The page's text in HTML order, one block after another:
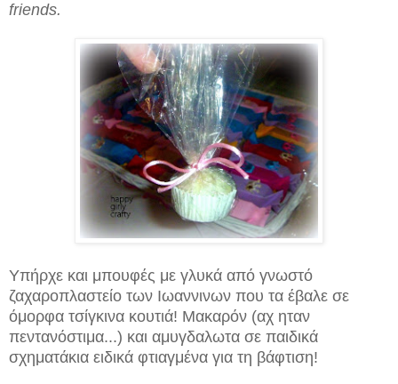
friends.
Υπήρχε και μπουφές με γλυκά από γνωστό
ζαχαροπλαστείο των Ιωαννινων που τα έβαλε σε
όμορφα τσίγκινα κουτιά! Μακαρόν (αχ ηταν
πεντανόστιμα...) και αμυγδαλωτα σε παιδικά
σχηματάκια ειδικά φτιαγμένα για τη βάφτιση!